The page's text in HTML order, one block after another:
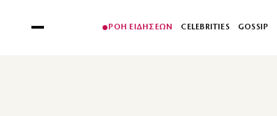
ΡΟΗ ΕΙΔΗΣΕΩΝ CELEBRITIES GOSSIP